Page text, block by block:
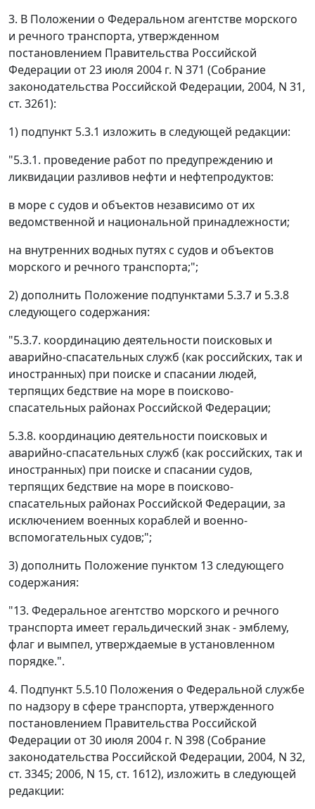
3. В Положении о Федеральном агентстве морского
и речного транспорта, утвержденном
постановлением Правительства Российской
Федерации от 23 июля 2004 г. N 371 (Собрание
законодательства Российской Федерации, 2004, N 31,
ст. 3261):
1) подпункт 5.3.1 изложить в следующей редакции:
"5.3.1. проведение работ по предупреждению и
ликвидации разливов нефти и нефтепродуктов:
в море с судов и объектов независимо от их
ведомственной и национальной принадлежности;
на внутренних водных путях с судов и объектов
морского и речного транспорта;";
2) дополнить Положение подпунктами 5.3.7 и 5.3.8
следующего содержания:
"5.3.7. координацию деятельности поисковых и
аварийно-спасательных служб (как российских, так и
иностранных) при поиске и спасании людей,
терпящих бедствие на море в поисково-
спасательных районах Российской Федерации;
5.3.8. координацию деятельности поисковых и
аварийно-спасательных служб (как российских, так и
иностранных) при поиске и спасании судов,
терпящих бедствие на море в поисково-
спасательных районах Российской Федерации, за
исключением военных кораблей и военно-
вспомогательных судов;";
3) дополнить Положение пунктом 13 следующего
содержания:
"13. Федеральное агентство морского и речного
транспорта имеет геральдический знак - эмблему,
флаг и вымпел, утверждаемые в установленном
порядке.".
4. Подпункт 5.5.10 Положения о Федеральной службе
по надзору в сфере транспорта, утвержденного
постановлением Правительства Российской
Федерации от 30 июля 2004 г. N 398 (Собрание
законодательства Российской Федерации, 2004, N 32,
ст. 3345; 2006, N 15, ст. 1612), изложить в следующей
редакции: